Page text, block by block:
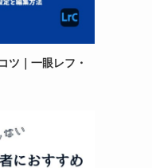
ツ｜一眼レフ・